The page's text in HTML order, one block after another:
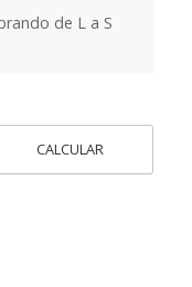
de L a S
CALCULAR